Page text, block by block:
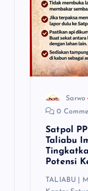
Sarwo
0
Satpol
Taliabu
Potensi
TALIABU |